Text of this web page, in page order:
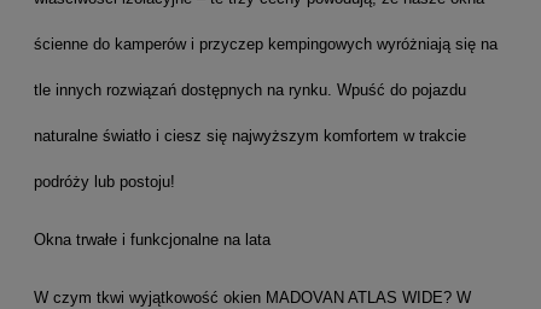
ścienne do kamperów i przyczep kempingowych wyróżniają się na
tle innych rozwiązań dostępnych na rynku. Wpuść do pojazdu
naturalne światło i ciesz się najwyższym komfortem w trakcie
podróży lub postoju!
Okna trwałe i funkcjonalne na lata
W czym tkwi wyjątkowość okien MADOVAN ATLAS WIDE? W